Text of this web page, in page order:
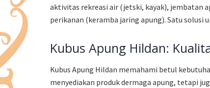
aktivitas rekreasi air (jetski, kayak), jembatan
perikanan (keramba jaring apung). Satu solusi
Kubus Apung Hildan:
Kubus Apung Hildan memahami betul
menyediakan produk dermaga apung, tetapi